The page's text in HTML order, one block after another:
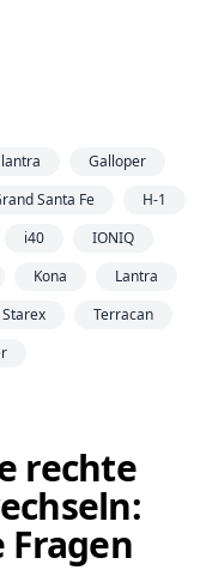
Galloper
Santa Fe
H-1
i40
IONIQ
Kona
Lantra
Starex
Terracan
rechte